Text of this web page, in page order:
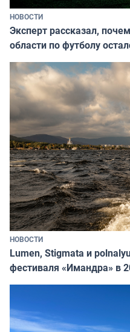
НОВОСТИ
Эксперт рассказал,
области по футболу
НОВОСТИ
Lumen, Stigmata и
фестиваля «Имандра» в